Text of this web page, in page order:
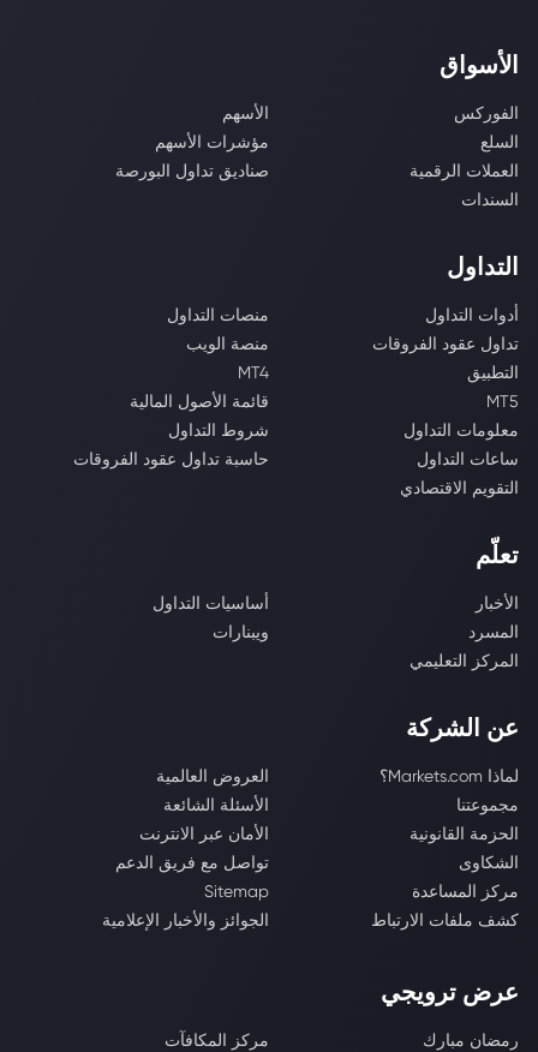
الأسواق
الفوركس
الأسهم
السلع
مؤشرات الأسهم
العملات الرقمية
صناديق تداول البورصة
السندات
التداول
أدوات التداول
منصات التداول
تداول عقود الفروقات
منصة الويب
التطبيق
MT4
MT5
قائمة الأصول المالية
معلومات التداول
شروط التداول
ساعات التداول
حاسبة تداول عقود الفروقات
التقويم الاقتصادي
تعلّم
الأخبار
أساسيات التداول
المسرد
ويبنارات
المركز التعليمي
عن الشركة
لماذا Markets.com؟
العروض العالمية
مجموعتنا
الأسئلة الشائعة
الحزمة القانونية
الأمان عبر الانترنت
الشكاوى
تواصل مع فريق الدعم
مركز المساعدة
Sitemap
كشف ملفات الارتباط
الجوائز والأخبار الإعلامية
عرض ترويجي
رمضان مبارك
مركز المكافآت